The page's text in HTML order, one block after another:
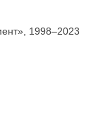
1998–2023